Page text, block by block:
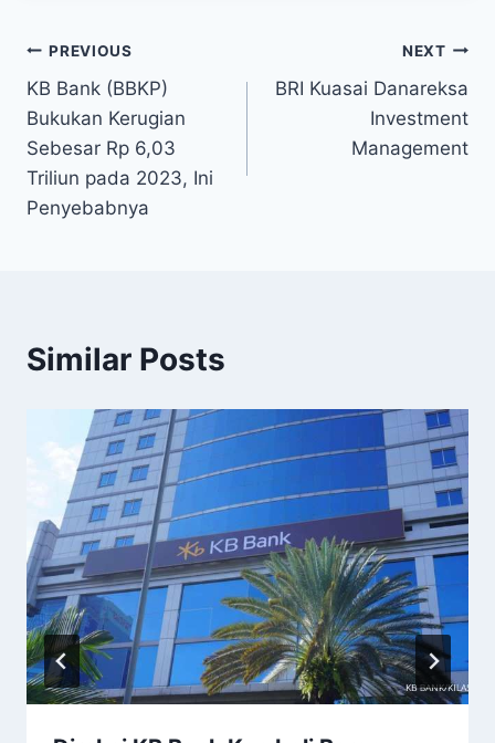
Post
navigation
PREVIOUS
KB Bank (BBKP)
Bukukan Kerugian
Sebesar Rp 6,03
Triliun pada 2023, Ini
Penyebabnya
NEXT
BRI Kuasai Danareksa
Investment
Management
Similar Posts